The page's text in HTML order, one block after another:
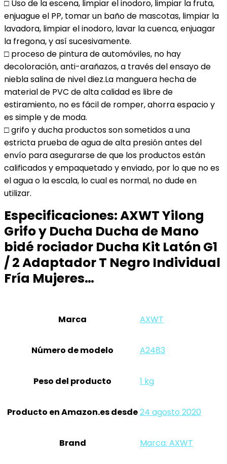
□ Uso de la escena, limpiar el inodoro, limpiar la fruta,
enjuague el PP, tomar un baño de mascotas, limpiar la
lavadora, limpiar el inodoro, lavar la cuenca, enjuagar
la fregona, y así sucesivamente.
□ proceso de pintura de automóviles, no hay
decoloración, anti-arañazos, a través del ensayo de
niebla salina de nivel diez.La manguera hecha de
material de PVC de alta calidad es libre de
estiramiento, no es fácil de romper, ahorra espacio y
es simple y de moda.
□ grifo y ducha productos son sometidos a una
estricta prueba de agua de alta presión antes del
envío para asegurarse de que los productos están
calificados y empaquetado y enviado, por lo que no es
el agua o la escala, lo cual es normal, no dude en
utilizar.
Especificaciones:AXWT Yilong
Grifo y Ducha Ducha de Mano
bidé rociador Ducha Kit Latón G1
/ 2 Adaptador T Negro Individual
Fría Mujeres…
Marca ‎AXWT
Número de modelo ‎A2483
Peso del producto ‎1 kg
Producto en Amazon.es desde24 agosto 2020
Brand Marca: AXWT